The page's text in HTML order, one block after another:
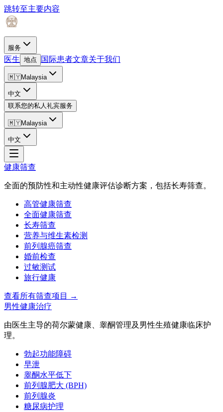
跳转至主要内容
服务
医生 地点 国际患者文章关于我们
🇲🇾Malaysia
中文
联系您的私人礼宾服务
🇲🇾Malaysia
中文
健康筛查
全面的预防性和主动性健康评估诊断方案，包括长寿筛查。
高管健康筛查
全面健康筛查
长寿筛查
营养与维生素检测
前列腺癌筛查
婚前检查
过敏测试
旅行健康
查看所有筛查项目
→
男性健康治疗
由医生主导的荷尔蒙健康、睾酮管理及男性生殖健康临床护
理。
勃起功能障碍
早泄
睾酮水平低下
前列腺肥大 (BPH)
前列腺炎
糖尿病护理